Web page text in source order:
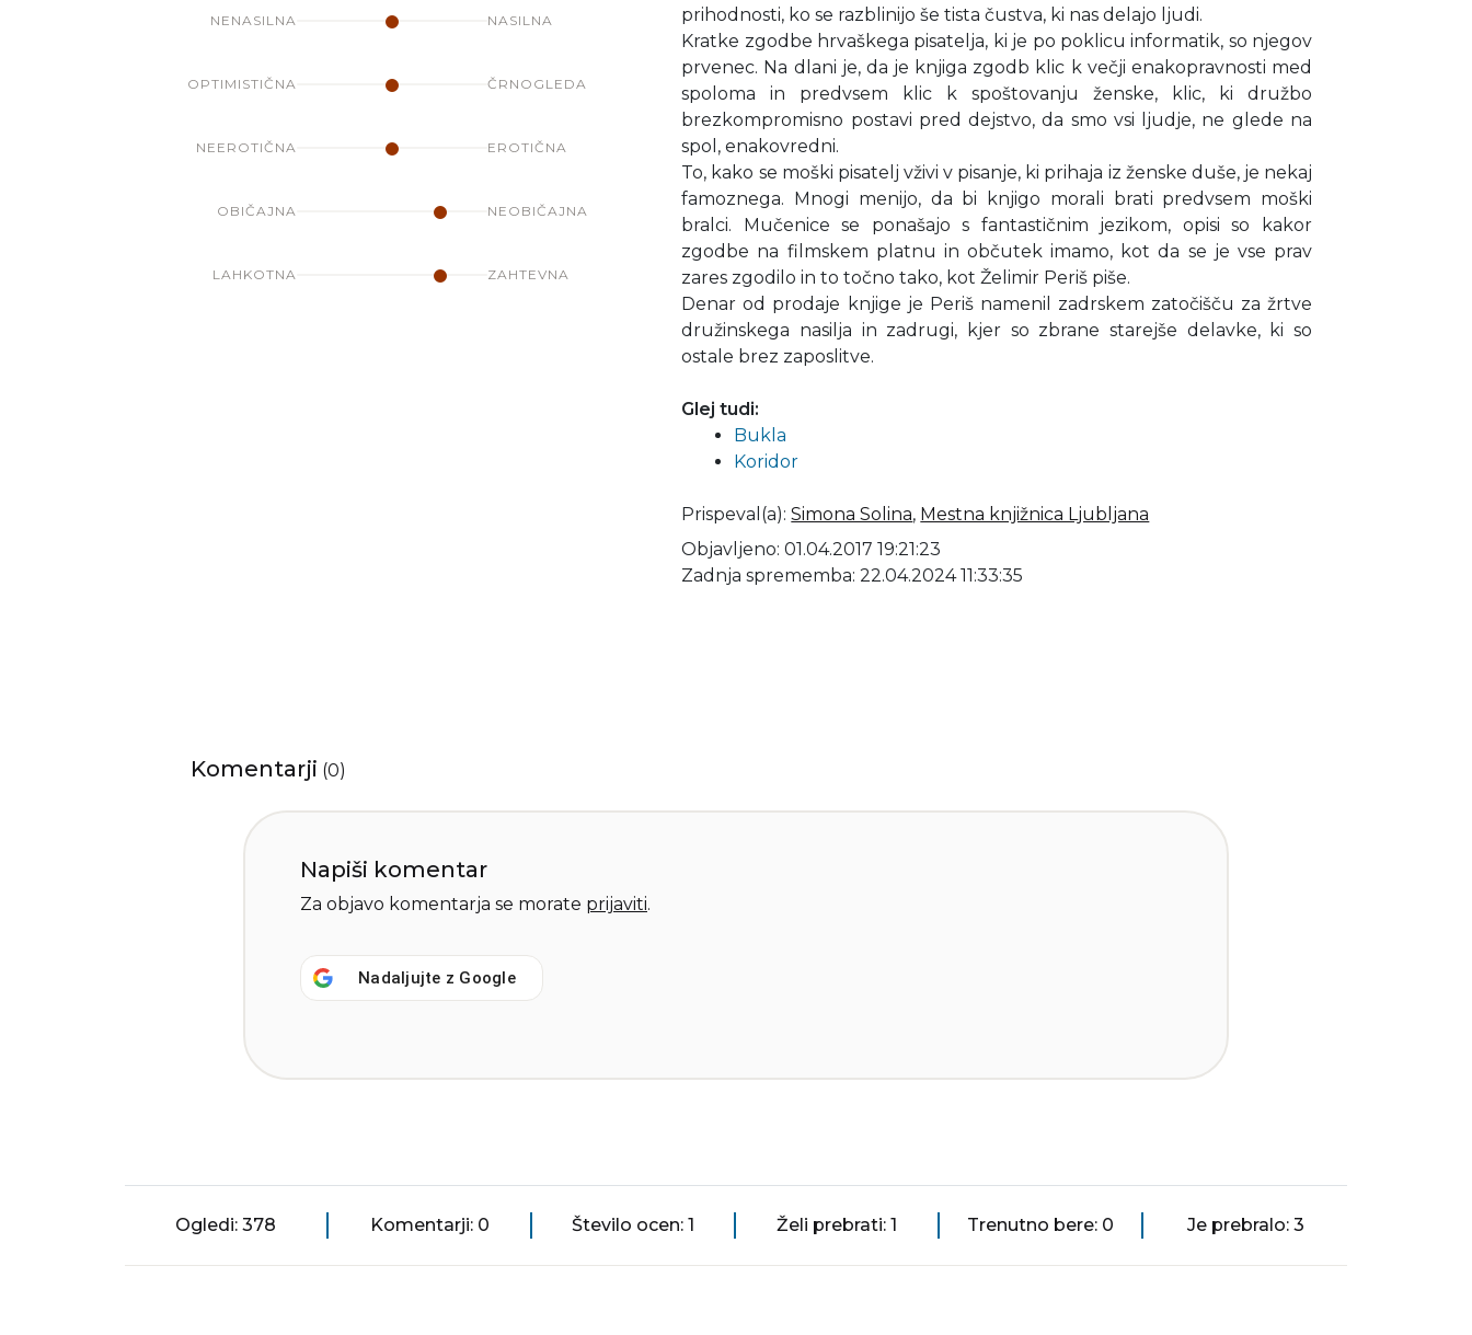
NENASILNA NASILNA
OPTIMISTIČNA ČRNOGLEDA
NEEROTIČNA EROTIČNA
OBIČAJNA NEOBIČAJNA
LAHKOTNA ZAHTEVNA
prihodnosti, ko se razblinijo še tista čustva, ki nas delajo ljudi.
Kratke zgodbe hrvaškega pisatelja, ki je po poklicu informatik, so njegov
prvenec. Na dlani je, da je knjiga zgodb klic k večji enakopravnosti med
spoloma in predvsem klic k spoštovanju ženske, klic, ki družbo
brezkompromisno postavi pred dejstvo, da smo vsi ljudje, ne glede na
spol, enakovredni.
To, kako se moški pisatelj vživi v pisanje, ki prihaja iz ženske duše, je nekaj
famoznega. Mnogi menijo, da bi knjigo morali brati predvsem moški
bralci. Mučenice se ponašajo s fantastičnim jezikom, opisi so kakor
zgodbe na filmskem platnu in občutek imamo, kot da se je vse prav
zares zgodilo in to točno tako, kot Želimir Periš piše.
Denar od prodaje knjige je Periš namenil zadrskem zatočišču za žrtve
družinskega nasilja in zadrugi, kjer so zbrane starejše delavke, ki so
ostale brez zaposlitve.
Glej tudi:
Bukla
Koridor
Prispeval(a):Simona Solina, Mestna knjižnica Ljubljana
Objavljeno: 01.04.2017 19:21:23
Zadnja sprememba: 22.04.2024 11:33:35
Komentarji (0)
Napiši komentar
Za objavo komentarja se morate prijaviti.
Nadaljujte z Google
Ogledi: 378 Komentarji: 0 Število ocen: 1 Želi prebrati: 1 Trenutno bere: 0 Je prebralo: 3